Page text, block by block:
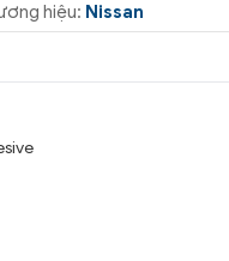
hiệu: Nissan